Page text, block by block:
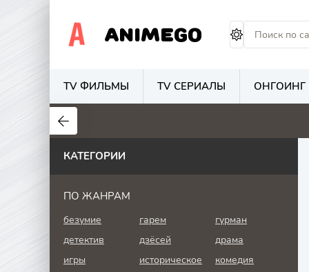
ANIMEGO
TV ФИЛЬМЫ TV СЕРИАЛЫ ОНГОИНГ
1.7
КАТЕГОРИИ
ПО ЖАНРАМ
безумие гарем
гурман
детектив
дзёсей
драма
игры
историческое
комедия